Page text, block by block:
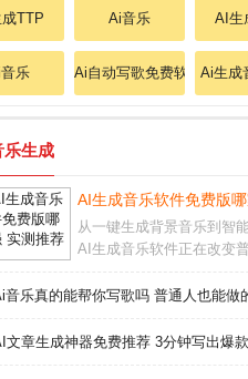
TTP Ai音乐 AI生
乐 Ai自动写歌免费软件Ai生成
_
乐生成
AI生成音乐软件免费版
从一键生成背景音乐到智
AI生成音乐软件正在改变
作者、游戏开发者还是音
版税的原创配乐。但面对
音乐真的能帮你写歌吗 普通人也能做
文章生成神器免费推荐 3分钟写出爆